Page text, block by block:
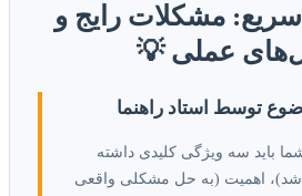
مشکلات رایج و
عملی 💡
توسط استاد راهنما
باید سه ویژگی کلیدی داشته
اهمیت (به حل مشکلی واقعی